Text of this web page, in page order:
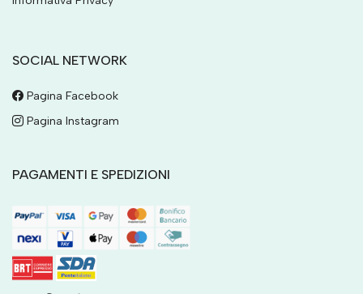
SOCIAL NETWORK
Pagina Facebook
Pagina Instagram
PAGAMENTI E SPEDIZIONI